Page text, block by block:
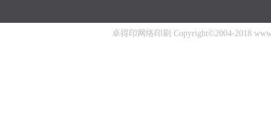
卓得印网络印刷 Copyright©2004-2018